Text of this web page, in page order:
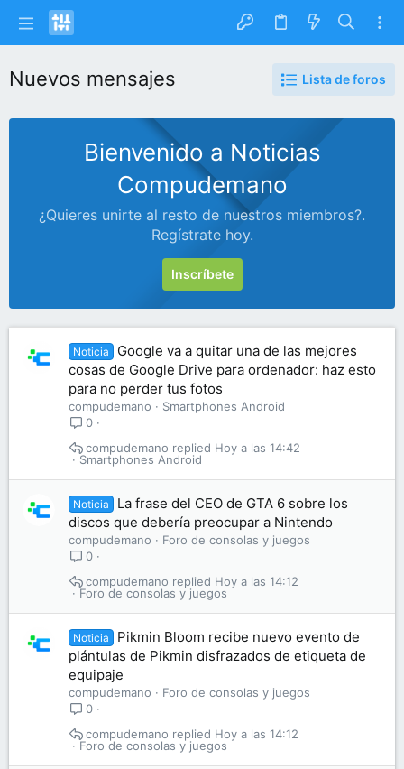
Nuevos mensajes Lista de foros
Bienvenido a Noticias
Compudemano
¿Quieres unirte al resto de nuestros miembros?.
Regístrate hoy.
Inscríbete
Noticia
Google va a quitar una de las mejores
cosas de Google Drive para ordenador: haz esto
para no perder tus fotos
compudemano
Smartphones Android
0
Smartphones Android
Hoy a las 14:42
compudemano
Noticia
La frase del CEO de GTA 6 sobre los
discos que debería preocupar a Nintendo
compudemano
Foro de consolas y juegos
0
Foro de consolas y juegos
Hoy a las 14:12
compudemano
Noticia
Pikmin Bloom recibe nuevo evento de
plántulas de Pikmin disfrazados de etiqueta de
equipaje
compudemano
Foro de consolas y juegos
0
Foro de consolas y juegos
Hoy a las 14:12
compudemano